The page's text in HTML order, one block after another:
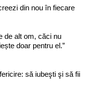
din nou în fiecare
de alt om, căci nu
doar pentru el.”
să iubeşti şi să fii